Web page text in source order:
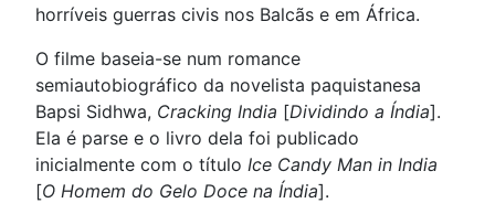
horríveis guerras civis nos Balcãs e em África.
O filme baseia-se num romance
semiautobiográfico da novelista paquistanesa
Bapsi Sidhwa, Cracking India [Dividindo a Índia].
Ela é parse e o livro dela foi publicado
inicialmente com o título Ice Candy Man in India
[O Homem do Gelo Doce na Índia].